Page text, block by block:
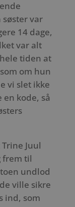
søster var
14 dage,
var alt
tiden at
om hun
vi slet ikke
kode, så
Juul
frem til
undlod
ville sikre
ind, som